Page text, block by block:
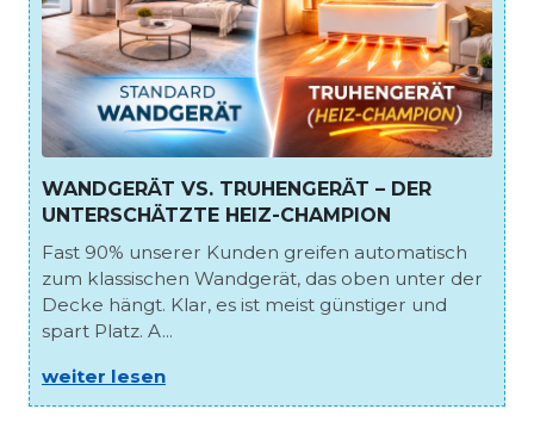
WANDGERÄT VS. TRUHENGERÄT – DER
UNTERSCHÄTZTE HEIZ-CHAMPION
Fast 90% unserer Kunden greifen automatisch
zum klassischen Wandgerät, das oben unter der
Decke hängt. Klar, es ist meist günstiger und
spart Platz. A...
weiter lesen